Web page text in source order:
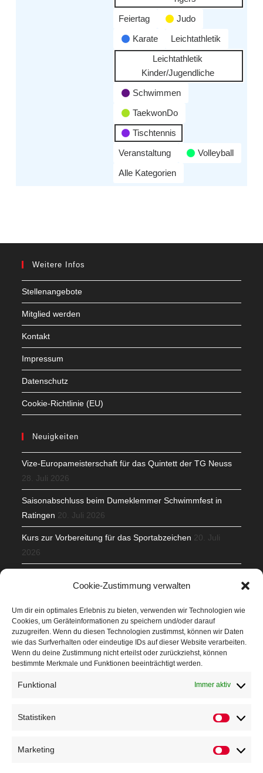
Cookie-Zustimmung verwalten
Um dir ein optimales Erlebnis zu bieten, verwenden wir Technologien wie
Cookies, um Geräteinformationen zu speichern und/oder darauf
zuzugreifen. Wenn du diesen Technologien zustimmst, können wir Daten
wie das Surfverhalten oder eindeutige IDs auf dieser Website verarbeiten.
Wenn du deine Zustimmung nicht erteilst oder zurückziehst, können
bestimmte Merkmale und Funktionen beeinträchtigt werden.
Funktional Immer aktiv
Statistiken
Marketing
Feiertag
Judo
Karate
Leichtathletik
Leichtathletik
Kinder/Jugendliche
Schwimmen
TaekwonDo
Tischtennis
Veranstaltung
Volleyball
Alle Kategorien
Weitere Infos
Stellenangebote
Mitglied werden
Kontakt
Impressum
Datenschutz
Cookie-Richtlinie (EU)
Neuigkeiten
Vize-Europameisterschaft für das Quintett der TG Neuss
28. Juli 2026
Saisonabschluss beim Dumeklemmer Schwimmfest in
Ratingen 20. Juli 2026
Kurs zur Vorbereitung für das Sportabzeichen 20. Juli
2026
Veranstaltungen
Höffner Run
Kindersportfest